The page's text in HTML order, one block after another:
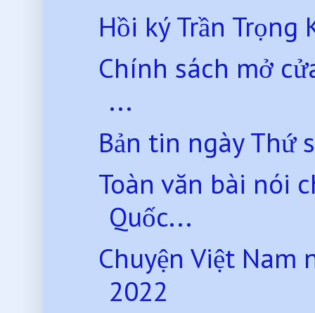
Hồi ký Trần
Chính sách mở
...
Bản tin ngày Thứ
Toàn văn bài nói
Quốc...
Chuyện Việt Nam
2022